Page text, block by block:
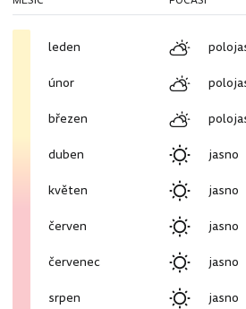
leden
únor
březen
duben
jasno
květen
jasno
červen
jasno
červenec
jasno
srpen
jasno